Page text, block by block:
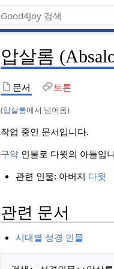
압살롬
문서 토론
(압살롬에서 넘어옴)
작업 중인 문서입니다.
구약 인물로 다윗의 아들입
관련 인물: 아버지 다윗
관련 문서
시대별 성경 인물